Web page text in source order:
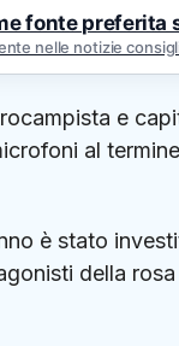
fonte preferita
nelle notizie
e
al termine
è stato
della